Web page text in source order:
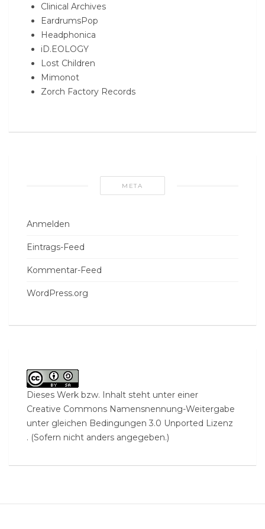
Clinical Archives
EardrumsPop
Headphonica
iD.EOLOGY
Lost Children
Mimonot
Zorch Factory Records
META
Anmelden
Eintrags-Feed
Kommentar-Feed
WordPress.org
Dieses Werk bzw. Inhalt steht unter einer
Creative Commons Namensnennung-Weitergabe
unter gleichen Bedingungen 3.0 Unported Lizenz
. (Sofern nicht anders angegeben.)